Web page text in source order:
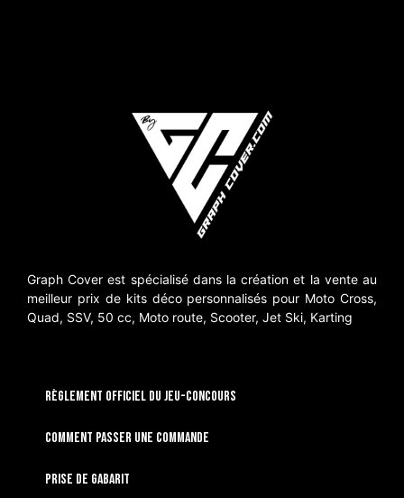
Graph Cover est spécialisé dans la création et la vente au
meilleur prix de kits déco personnalisés pour Moto Cross,
Quad, SSV, 50 cc, Moto route, Scooter, Jet Ski, Karting
RÈGLEMENT OFFICIEL DU JEU-CONCOURS
Comment passer une commande
Prise de gabarit